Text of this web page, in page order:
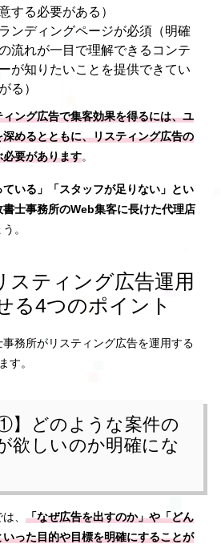
する必要がある）
ンディングページが必須（明確
流れが一目で理解できるコンテ
が知りたいことを提供できてい
る）
ング広告で集客効果を得るには、ユ
めるとともに、リスティング広告の
要があります。
ている」「スタッフが足りない」とい
士事務所のWeb集客に長けた代理店
。
スティング広告運用
る4つのポイント
務所がリスティング広告を運用する
す。
】どのような案件の
欲しいのか明確にな
は、「なぜ広告を出すのか」や「どん
った目的や目標を明確にすることが